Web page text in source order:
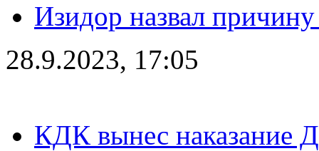
Изидор назвал
28.9.2023, 17:05
КДК вынес наказание